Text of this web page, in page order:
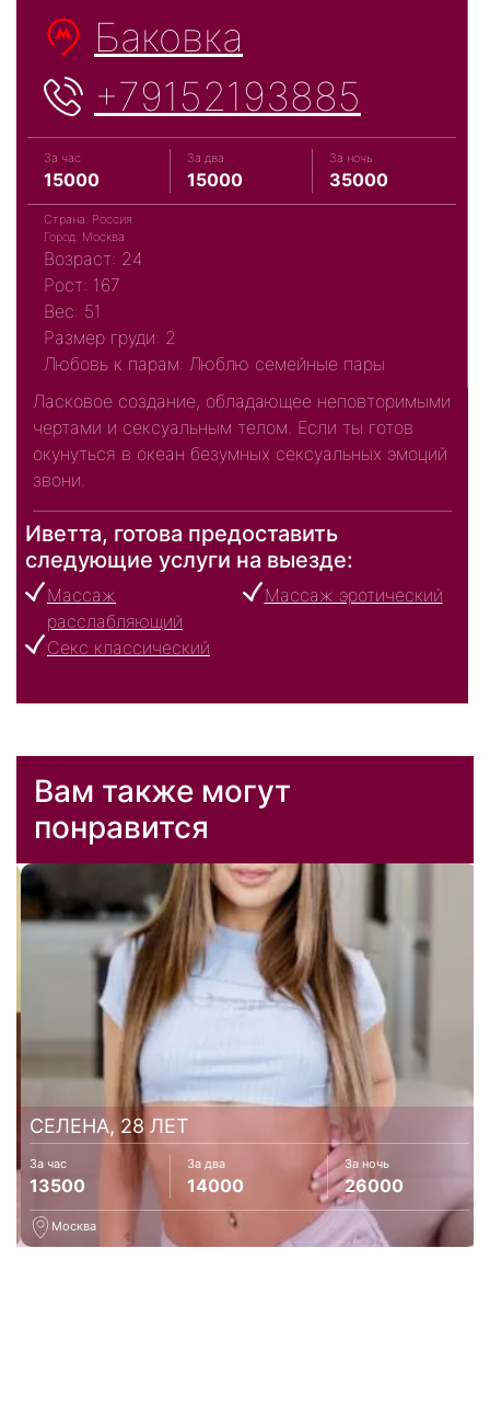
Баковка
+79152193885
За час
15000
За два
15000
За ночь
35000
Страна: Россия
Город: Москва
Возраст: 24
Рост: 167
Вес: 51
Размер груди: 2
Любовь к парам: Люблю семейные пары
Ласковое создание, обладающее неповторимыми
чертами и сексуальным телом. Если ты готов
окунуться в океан безумных сексуальных эмоций
звони.
Иветта, готова предоставить
следующие услуги на выезде:
Массаж
расслабляющий
Массаж эротический
Секс классический
Вам также могут
понравится
СЕЛЕНА, 28 ЛЕТ
За час
13500
За два
14000
За ночь
26000
Москва